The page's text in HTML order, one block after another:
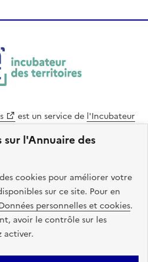
sur l'Annuaire des
cookies pour améliorer votre
sur ce site. Pour en
personnelles et cookies.
avoir le contrôle sur les
activer.
est un service de l'Incubateur
. Le code source de ce site web
Le design de ce site est conçu
l’État.
data.gouv.fr
conforme Mentions légales